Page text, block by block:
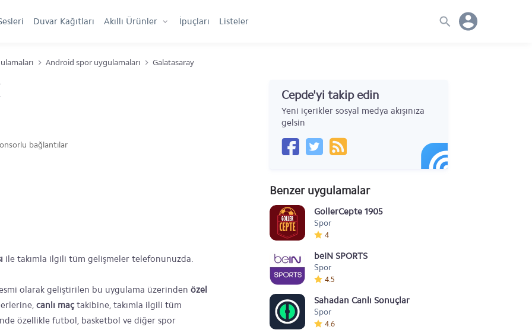
Duvar Kağıtları Akıllı Ürünler İpuçları Listeler
Android spor uygulamaları Galatasaray
bağlantılar
ile takımla ilgili tüm gelişmeler telefonunuzda.
olarak geliştirilen bu uygulama üzerinden özel
canlı maç takibine, takımla ilgili tüm
özellikle futbol, basketbol ve diğer spor
Cepde'yi takip edin
Yeni içerikler sosyal medya akışınıza
gelsin
Benzer uygulamalar
GollerCepte 1905
Spor
4
beIN SPORTS
Spor
4.5
Sahadan Canlı Sonuçlar
Spor
4.6